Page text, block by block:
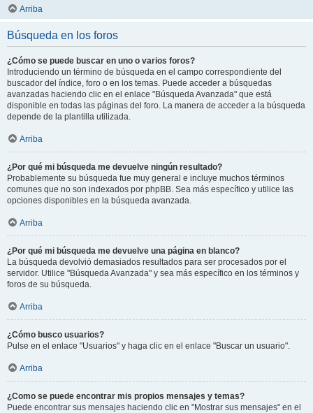
Arriba
Búsqueda en los foros
¿Cómo se puede buscar en uno o varios foros?
Introduciendo un término de búsqueda en el campo correspondiente del
buscador del índice, foro o en los temas. Puede acceder a búsquedas
avanzadas haciendo clic en el enlace "Búsqueda Avanzada" que está
disponible en todas las páginas del foro. La manera de acceder a la búsqueda
depende de la plantilla utilizada.
Arriba
¿Por qué mi búsqueda me devuelve ningún resultado?
Probablemente su búsqueda fue muy general e incluye muchos términos
comunes que no son indexados por phpBB. Sea más específico y utilice las
opciones disponibles en la búsqueda avanzada.
Arriba
¿Por qué mi búsqueda me devuelve una página en blanco?
La búsqueda devolvió demasiados resultados para ser procesados por el
servidor. Utilice "Búsqueda Avanzada" y sea más específico en los términos y
foros de su búsqueda.
Arriba
¿Cómo busco usuarios?
Pulse en el enlace "Usuarios" y haga clic en el enlace "Buscar un usuario".
Arriba
¿Como se puede encontrar mis propios mensajes y temas?
Puede encontrar sus mensajes haciendo clic en "Mostrar sus mensajes" en el